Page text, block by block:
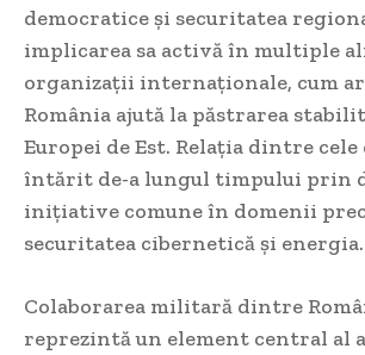
democratice și securitatea
implicarea sa activă în multiple
organizații internaționale, cum ar
România ajută la păstrarea
Europei de Est. Relația dintre cele
întărit de-a lungul timpului prin
inițiative comune în domenii
securitatea cibernetică și energia.
Colaborarea militară dintre
reprezintă un element central al